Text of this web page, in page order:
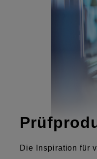
Die Inspiration für